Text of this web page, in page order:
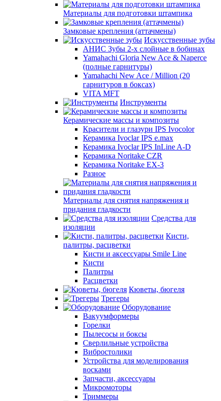
Материалы для подготовки штампика
Замковые крепления (аттачмены)
Искусственные зубы
АНИС Зубы 2-х слойные в бобинах
Yamahachi Gloria New Ace & Naperce
(полные гарнитуры)
Yamahachi New Ace / Million (20
гарнитуров в боксах)
VITA MFT
Инструменты
Керамические массы и композиты
Красители и глазури IPS Ivocolor
Керамика Ivoclar IPS e.max
Керамика Ivoclar IPS InLine A-D
Керамика Noritake CZR
Керамика Noritake EX-3
Разное
Материалы для снятия напряжения и
придания гладкости
Средства для
изоляции
Кисти,
палитры, расцветки
Кисти и аксессуары Smile Line
Кисти
Палитры
Расцветки
Кюветы, бюгеля
Трегеры
Оборудование
Вакуумформеры
Горелки
Пылесосы и боксы
Сверлильные устройства
Вибростолики
Устройства для моделирования
восками
Запчасти, аксессуары
Микромоторы
Триммеры